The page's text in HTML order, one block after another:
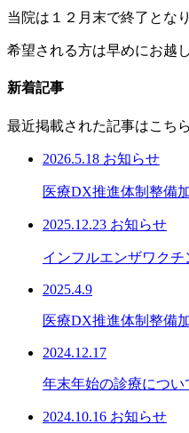
当院は１２月末で終了となり
希望される方は早めにお越
新着記事
最近掲載された記事はこち
2026.5.18 お知らせ
医療DX推進体制整備
2025.12.23 お知らせ
インフルエンザワクチ
2025.4.9
医療DX推進体制整備
2024.12.17
年末年始の診療につい
2024.10.16 お知らせ